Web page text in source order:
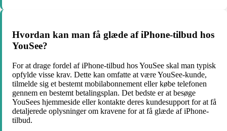
Hvordan kan man få glæde af iPhone-tilbud hos
YouSee?
For at drage fordel af iPhone-tilbud hos YouSee skal man typisk
opfylde visse krav. Dette kan omfatte at være YouSee-kunde,
tilmelde sig et bestemt mobilabonnement eller købe telefonen
gennem en bestemt betalingsplan. Det bedste er at besøge
YouSees hjemmeside eller kontakte deres kundesupport for at få
detaljerede oplysninger om kravene for at få glæde af iPhone-
tilbud.